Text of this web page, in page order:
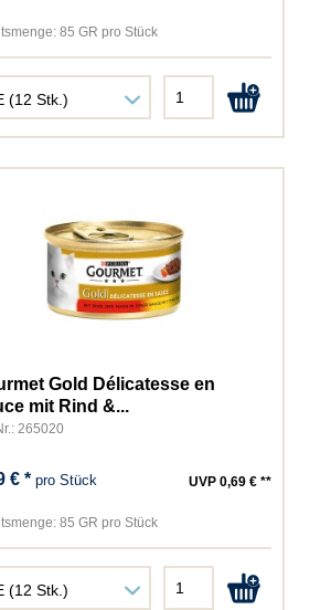
85 GR pro Stück
Gold Délicatesse en
mit Rind &...
265020
€ *pro Stück UVP 0,69 € **
85 GR pro Stück